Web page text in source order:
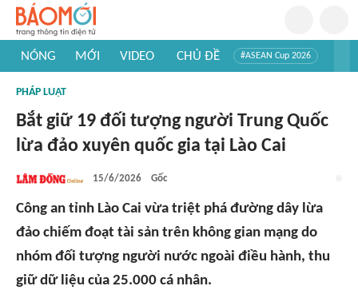
NÓNG MỚI VIDEO CHỦ ĐỀ #ASEAN Cup 2026
#Khám phá thế giới
PHÁP LUẬT
Bắt giữ 19 đối tượng người Trung Quốc
lừa đảo xuyên quốc gia tại Lào Cai
15/6/2026 Gốc
Công an tỉnh Lào Cai vừa triệt phá đường dây lừa
đảo chiếm đoạt tài sản trên không gian mạng do
nhóm đối tượng người nước ngoài điều hành, thu
giữ dữ liệu của 25.000 cá nhân.